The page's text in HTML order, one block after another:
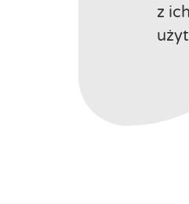
z ich